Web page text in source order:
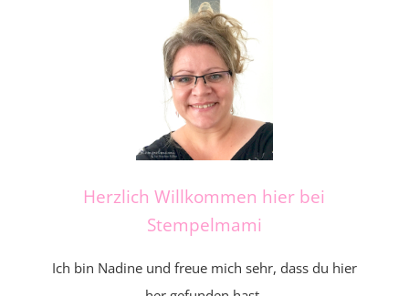
Herzlich Willkommen hier bei
Stempelmami
Ich bin Nadine und freue mich sehr, dass du hier